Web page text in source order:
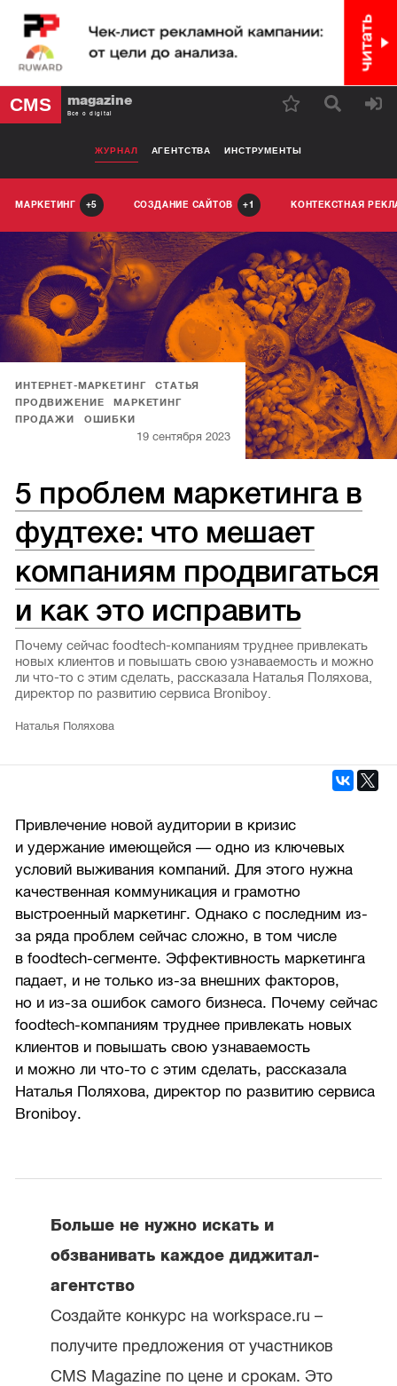
CMS magazine
Все о digital
ЖУРНАЛ АГЕНТСТВА ИНСТРУМЕНТЫ
МАРКЕТИНГ 5 СОЗДАНИЕ САЙТОВ 1 КОНТЕКСТНАЯ
ИНТЕРНЕТ-МАРКЕТИНГ
СТАТЬЯ
ПРОДВИЖЕНИЕ
МАРКЕТИНГ
ПРОДАЖИ
ОШИБКИ
19 сентября 2023
5 проблем маркетинга в
фудтехе: что мешает
компаниям продвигаться
и как это исправить
Почему сейчас foodtech-компаниям труднее привлекать
новых клиентов и повышать свою узнаваемость и можно
ли что-то с этим сделать, рассказала Наталья Поляхова,
директор по развитию сервиса Broniboy.
Наталья Поляхова
Привлечение новой аудитории в кризис
и удержание имеющейся — одно из ключевых
условий выживания компаний. Для этого нужна
качественная коммуникация и грамотно
выстроенный маркетинг. Однако с последним из-
за ряда проблем сейчас сложно, в том числе
в foodtech-сегменте. Эффективность маркетинга
падает, и не только из-за внешних факторов,
но и из-за ошибок самого бизнеса. Почему сейчас
foodtech-компаниям труднее привлекать новых
клиентов и повышать свою узнаваемость
и можно ли что-то с этим сделать, рассказала
Наталья Поляхова, директор по развитию сервиса
Broniboy.
Больше не нужно искать и
обзванивать каждое диджитал-
агентство
Создайте конкурс на workspace.ru –
получите предложения от участников
CMS Magazine по цене и срокам. Это